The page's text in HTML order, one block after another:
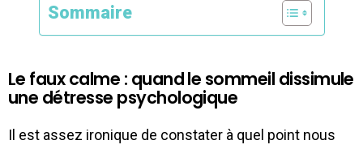
Sommaire
Le faux calme : quand le sommeil dissimule
une détresse psychologique
Il est assez ironique de constater à quel point nous